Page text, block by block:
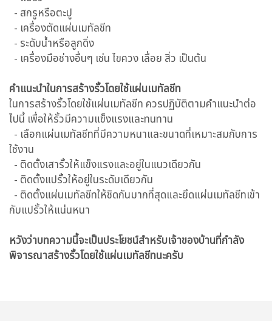
- สกรูหรือตะปู
- เครื่องตัดแผ่นเมทัลชีท
- ระดับน้ำหรือลูกดิ่ง
- เครื่องมือช่างอื่นๆ เช่น ไขควง เลื่อย สิ่ว เป็นต้น
คำแนะนำในการสร้างรั้วโดยใช้แผ่นเมทัลชีท
ในการสร้างรั้วโดยใช้แผ่นเมทัลชีท ควรปฏิบัติตามคำแนะนำต่อ
ไปนี้ เพื่อให้รั้วมีความแข็งแรงและทนทาน
- เลือกแผ่นเมทัลชีทที่มีความหนาและขนาดที่เหมาะสมกับการ
ใช้งาน
- ติดตั้งเสารั้วให้แข็งแรงและอยู่ในแนวเดียวกัน
- ติดตั้งแปรั้วให้อยู่ในระดับเดียวกัน
- ติดตั้งแผ่นเมทัลชีทให้ชิดกันมากที่สุดและยึดแผ่นเมทัลชีทเข้า
กับแปรั้วให้แน่นหนา
หวังว่าบทความนี้จะเป็นประโยชน์สำหรับเจ้าของบ้านที่กำลัง
พิจารณาสร้างรั้วโดยใช้แผ่นเมทัลชีทนะครับ